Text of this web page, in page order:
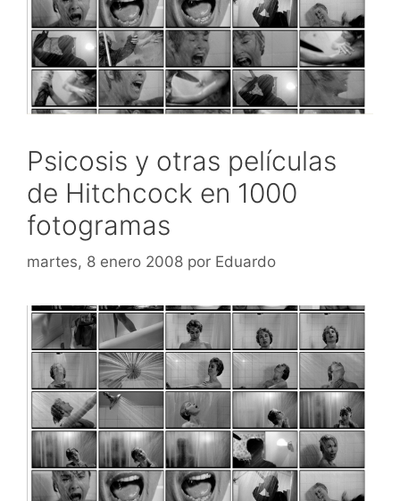
Psicosis y otras películas
de Hitchcock en 1000
fotogramas
martes, 8 enero 2008 por Eduardo